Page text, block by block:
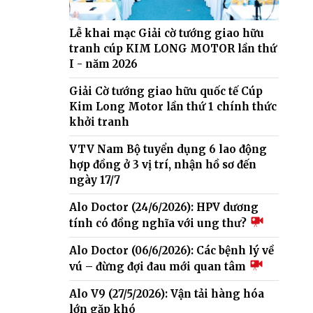
Lễ khai mạc Giải cờ tướng giao hữu
tranh cúp KIM LONG MOTOR lần thứ
I - năm 2026
Giải Cờ tướng giao hữu quốc tế Cúp
Kim Long Motor lần thứ 1 chính thức
khởi tranh
VTV Nam Bộ tuyển dụng 6 lao động
hợp đồng ở 3 vị trí, nhận hồ sơ đến
ngày 17/7
Alo Doctor (24/6/2026): HPV dương
tính có đồng nghĩa với ung thư?
Alo Doctor (06/6/2026): Các bệnh lý về
vú – đừng đợi đau mới quan tâm
Alo V9 (27/5/2026): Vận tải hàng hóa
lớn gặp khó